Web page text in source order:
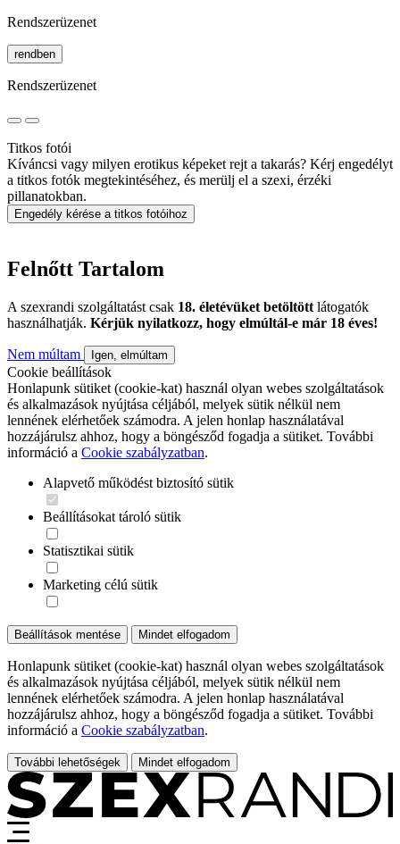
Rendszerüzenet
rendben
Rendszerüzenet
Titkos fotói
Kíváncsi vagy milyen erotikus képeket rejt a takarás? Kérj engedélyt
a titkos fotók megtekintéséhez, és merülj el a szexi, érzéki
pillanatokban.
Engedély kérése a titkos fotóihoz
Felnőtt Tartalom
A szexrandi szolgáltatást csak 18. életévüket betöltött látogatók
használhatják. Kérjük nyilatkozz, hogy elmúltál-e már 18 éves!
Nem múltam Igen, elmúltam
Cookie beállítások
Honlapunk sütiket (cookie-kat) használ olyan webes szolgáltatások
és alkalmazások nyújtása céljából, melyek sütik nélkül nem
lennének elérhetőek számodra. A jelen honlap használatával
hozzájárulsz ahhoz, hogy a böngésződ fogadja a sütiket. További
információ a Cookie szabályzatban.
Alapvető működést biztosító sütik
Beállításokat tároló sütik
Statisztikai sütik
Marketing célú sütik
Beállítások mentése Mindet elfogadom
Honlapunk sütiket (cookie-kat) használ olyan webes szolgáltatások
és alkalmazások nyújtása céljából, melyek sütik nélkül nem
lennének elérhetőek számodra. A jelen honlap használatával
hozzájárulsz ahhoz, hogy a böngésződ fogadja a sütiket. További
információ a Cookie szabályzatban.
További lehetőségek Mindet elfogadom